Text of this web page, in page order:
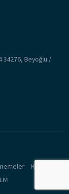
34276, Beyoğlu /
Kitaplar